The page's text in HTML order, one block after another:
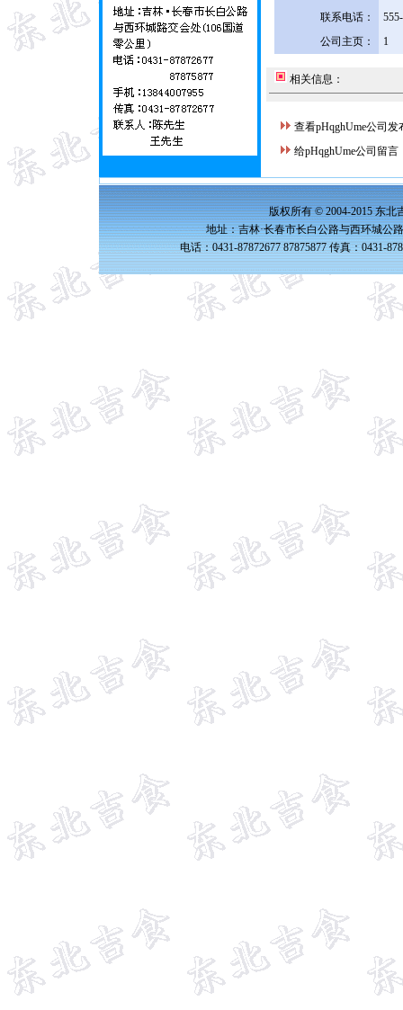
联系电话：
公司主页：
1
相关信息：
查看pHqghUme公司发
给pHqghUme公司留言
版权所有 © 2004-2015 东北
地址：吉林·长春市长白公路与西环城公
电话：0431-87872677 87875877 传真：0431-